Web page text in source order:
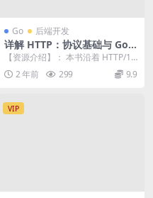
Go 后端开发
详解 HTTP：协议基础与 Go
语言实现
【资源介绍】： 本书沿着 HTTP/1.
0、HTTP/1.1、HTTP/2 和 ...
2 年前 299 9.9
VIP